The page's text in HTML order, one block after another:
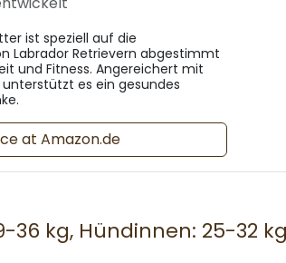
ist speziell auf die
Labrador Retrievern abgestimmt
und Fitness. Angereichert mit
es ein gesundes
at Amazon.de
36 kg, Hündinnen: 25-32 kg